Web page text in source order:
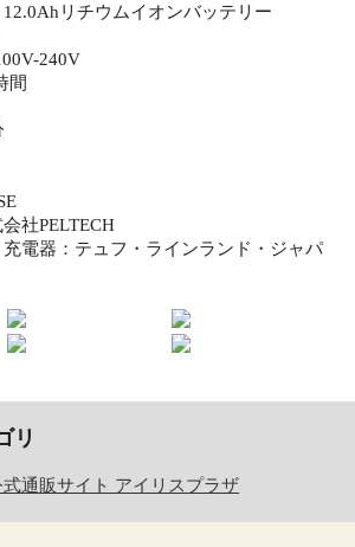
12.0Ahリチウムイオンバッテリー
240V
間
社PELTECH
電器：テュフ・ラインランド・ジャパ
リ
通販サイト アイリスプラザ